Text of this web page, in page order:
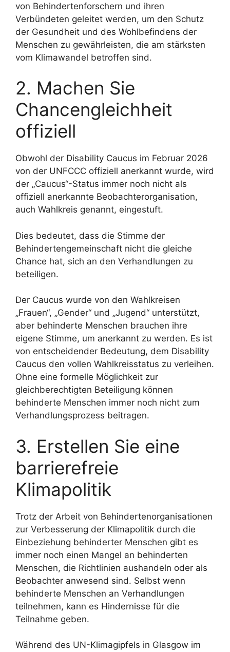
von Behindertenforschern und ihren
Verbündeten geleitet werden, um den Schutz
der Gesundheit und des Wohlbefindens der
Menschen zu gewährleisten, die am stärksten
vom Klimawandel betroffen sind.
2. Machen Sie
Chancengleichheit
offiziell
Obwohl der Disability Caucus im Februar 2026
von der UNFCCC offiziell anerkannt wurde, wird
der „Caucus“-Status immer noch nicht als
offiziell anerkannte Beobachterorganisation,
auch Wahlkreis genannt, eingestuft.
Dies bedeutet, dass die Stimme der
Behindertengemeinschaft nicht die gleiche
Chance hat, sich an den Verhandlungen zu
beteiligen.
Der Caucus wurde von den Wahlkreisen
„Frauen“, „Gender“ und „Jugend“ unterstützt,
aber behinderte Menschen brauchen ihre
eigene Stimme, um anerkannt zu werden. Es ist
von entscheidender Bedeutung, dem Disability
Caucus den vollen Wahlkreisstatus zu verleihen.
Ohne eine formelle Möglichkeit zur
gleichberechtigten Beteiligung können
behinderte Menschen immer noch nicht zum
Verhandlungsprozess beitragen.
3. Erstellen Sie eine
barrierefreie
Klimapolitik
Trotz der Arbeit von Behindertenorganisationen
zur Verbesserung der Klimapolitik durch die
Einbeziehung behinderter Menschen gibt es
immer noch einen Mangel an behinderten
Menschen, die Richtlinien aushandeln oder als
Beobachter anwesend sind. Selbst wenn
behinderte Menschen an Verhandlungen
teilnehmen, kann es Hindernisse für die
Teilnahme geben.
Während des UN-Klimagipfels in Glasgow im